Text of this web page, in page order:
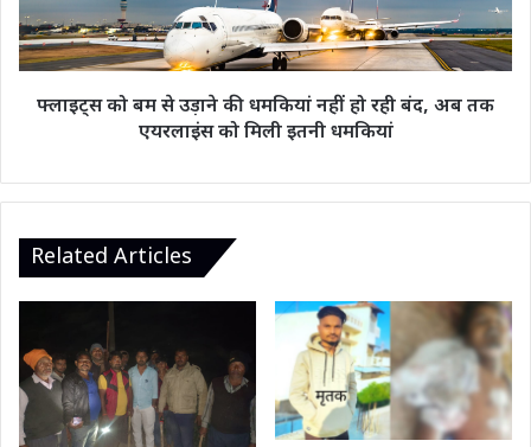
धमकियां
नहीं
हो
मिली
इतनी
फ्लाइट्स को बम से उड़ाने की धमकियां नहीं हो रही बंद, अब तक
एयरलाइंस को मिली इतनी धमकियां
Related Articles